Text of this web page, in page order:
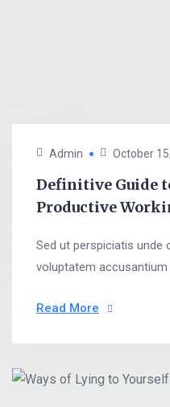
Admin October
Definitive Guide
Productive
Sed ut perspiciatis
voluptatem accusantium
Read More